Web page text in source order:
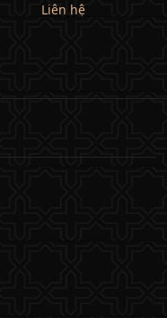
Liên hệ